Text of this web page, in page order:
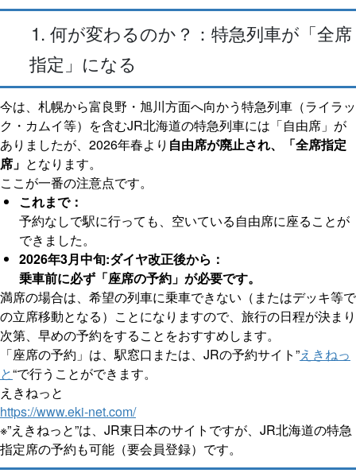
1. 何が変わるのか？：特急列車が「全席
指定」になる
今は、札幌から富良野・旭川方面へ向かう特急列車（ライラッ
ク・カムイ等）を含むJR北海道の特急列車には「自由席」が
ありましたが、2026年春より 自由席が廃止され、「全席指定
席」 となります。
ここが一番の注意点です。
これまで：
予約なしで駅に行っても、空いている自由席に座ることが
できました。
2026年3月中旬:ダイヤ改正後から：
乗車前に必ず「座席の予約」が必要です。
満席の場合は、希望の列車に乗車できない（またはデッキ等で
の立席移動となる）ことになりますので、旅行の日程が決まり
次第、早めの予約をすることをおすすめします。
「座席の予約」は、駅窓口または、JRの予約サイト”えきねっ
と“で行うことができます。
えきねっと
https://www.eki-net.com/
※”えきねっと”は、JR東日本のサイトですが、JR北海道の特急
指定席の予約も可能（要会員登録）です。